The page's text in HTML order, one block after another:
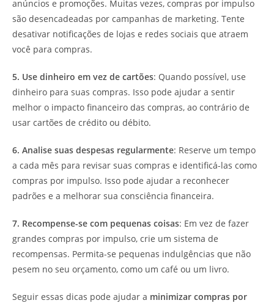
anúncios e promoções. Muitas vezes, compras por impulso
são desencadeadas por campanhas de marketing. Tente
desativar notificações de lojas e redes sociais que atraem
você para compras.
5. Use dinheiro em vez de cartões: Quando possível, use
dinheiro para suas compras. Isso pode ajudar a sentir
melhor o impacto financeiro das compras, ao contrário de
usar cartões de crédito ou débito.
6. Analise suas despesas regularmente: Reserve um tempo
a cada mês para revisar suas compras e identificá-las como
compras por impulso. Isso pode ajudar a reconhecer
padrões e a melhorar sua consciência financeira.
7. Recompense-se com pequenas coisas: Em vez de fazer
grandes compras por impulso, crie um sistema de
recompensas. Permita-se pequenas indulgências que não
pesem no seu orçamento, como um café ou um livro.
Seguir essas dicas pode ajudar a minimizar compras por